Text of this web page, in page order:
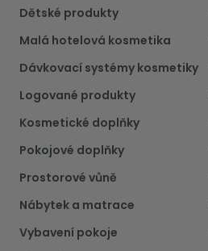
Dětské produkty
Malá hotelová kosmetika
Dávkovací systémy kosmetiky
Logované produkty
Kosmetické doplňky
Pokojové doplňky
Prostorové vůně
Nábytek a matrace
Vybavení pokoje